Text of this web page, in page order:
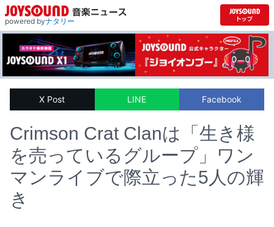
powered byナタリー
X Post LINE Facebook
Crimson Crat Clanは「生き様
を売っているグループ」ワン
マンライブで際立った5人の輝
き